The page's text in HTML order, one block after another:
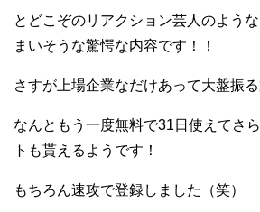
とどこぞのリアクション芸人のよう
まいそうな驚愕な内容です！！
さすが上場企業なだけあって大盤振る
なんともう一度無料で31日使えてさ
トも貰えるようです！
もちろん速攻で登録しました（笑）